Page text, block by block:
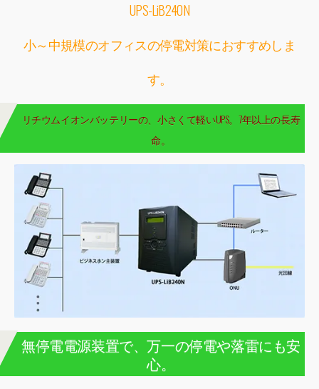
UPS-LiB240N
小～中規模のオフィスの停電対策におすすめしま
す。
リチウムイオンバッテリーの、小さくて軽いUPS。7年以上の長寿
命。
無停電電源装置で、万一の停電や落雷にも安
心。